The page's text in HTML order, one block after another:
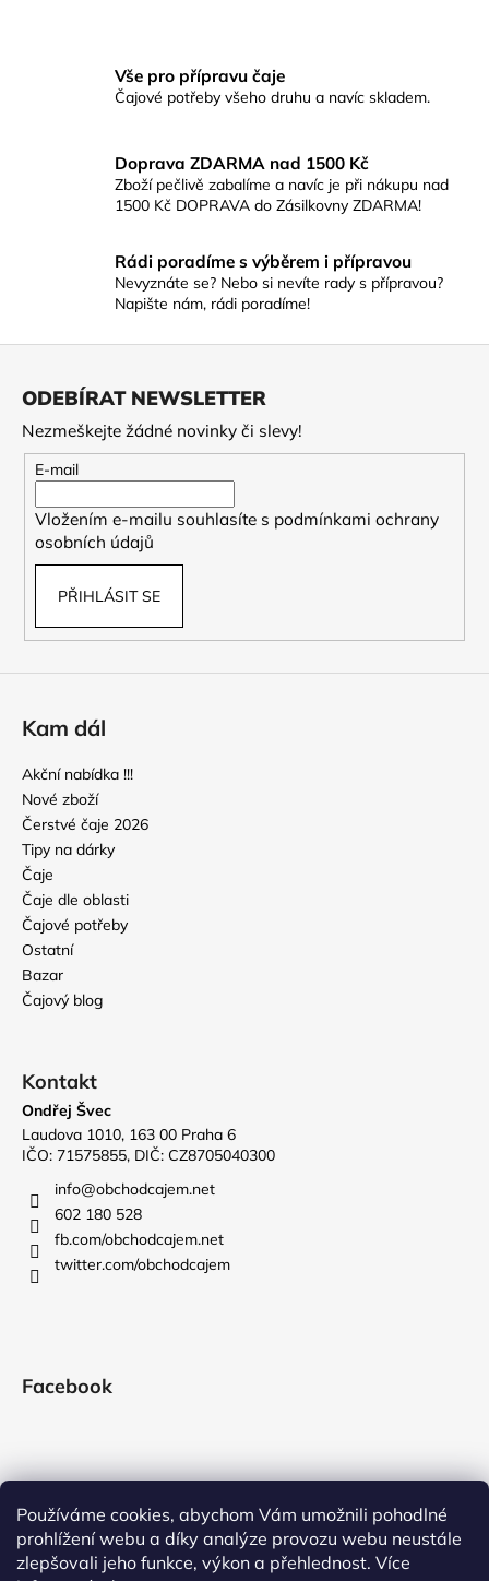
Používáme cookies, abychom Vám umožnili pohodlné
prohlížení webu a díky analýze provozu webu neustále
zlepšovali jeho funkce, výkon a přehlednost. Více
Vše pro přípravu čaje
Čajové potřeby všeho druhu a navíc skladem.
Doprava ZDARMA nad 1500 Kč
Zboží pečlivě zabalíme a navíc je při nákupu nad
1500 Kč DOPRAVA do Zásilkovny ZDARMA!
Rádi poradíme s výběrem i přípravou
Nevyznáte se? Nebo si nevíte rady s přípravou?
Napište nám, rádi poradíme!
ODEBÍRAT NEWSLETTER
Nezmeškejte žádné novinky či slevy!
E-mail
Vložením e-mailu souhlasíte s podmínkami ochrany
osobních údajů
PŘIHLÁSIT SE
Kam dál
Akční nabídka !!!
Nové zboží
Čerstvé čaje 2026
Tipy na dárky
Čaje
Čaje dle oblasti
Čajové potřeby
Ostatní
Bazar
Čajový blog
Kontakt
Ondřej Švec
Laudova 1010, 163 00 Praha 6
IČO: 71575855, DIČ: CZ8705040300
info@obchodcajem.net
602 180 528
fb.com/obchodcajem.net
twitter.com/obchodcajem
Facebook